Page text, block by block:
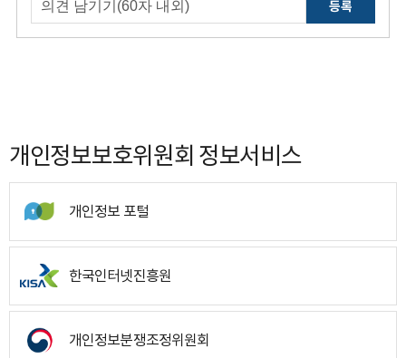
등록
개인정보보호위원회 정보서비스
개인정보 포털
한국인터넷진흥원
개인정보분쟁조정위원회